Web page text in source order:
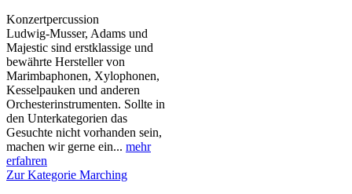
Konzertpercussion
Ludwig-Musser, Adams und
Majestic sind erstklassige und
bewährte Hersteller von
Marimbaphonen, Xylophonen,
Kesselpauken und anderen
Orchesterinstrumenten. Sollte in
den Unterkategorien das
Gesuchte nicht vorhanden sein,
machen wir gerne ein... mehr
erfahren
Zur Kategorie Marching